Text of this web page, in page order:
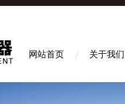
网站首页 关于我们